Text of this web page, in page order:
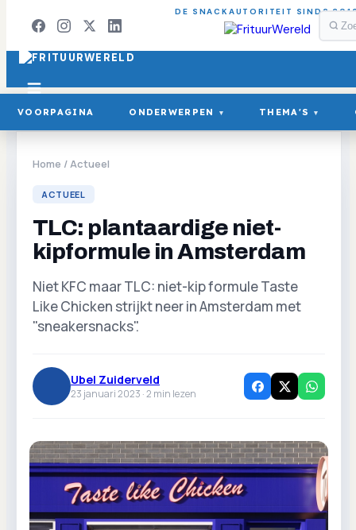
DE SNACKAUTORITEIT SINDS
VOORPAGINA ONDERWERPEN ▾ THEMA'S ▾
Home /Actueel
ACTUEEL
TLC: plantaardige niet-
kipformule in Amsterdam
Niet KFC maar TLC: niet-kip formule Taste
Like Chicken strijkt neer in Amsterdam met
"sneakersnacks".
Ubel Zuiderveld
23 januari 2023 ·2 min lezen